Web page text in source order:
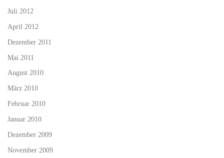
Juli 2012
April 2012
Dezember 2011
Mai 2011
August 2010
März 2010
Februar 2010
Januar 2010
Dezember 2009
November 2009